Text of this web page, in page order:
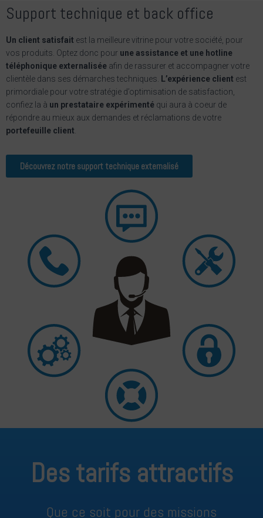
Support technique et back office
Un client satisfait est la meilleure vitrine pour votre société, pour
vos produits. Optez donc pour une assistance et une hotline
téléphonique externalisée afin de rassurer et accompagner votre
clientèle dans ses démarches techniques. L’expérience client est
primordiale pour votre stratégie d’optimisation de satisfaction,
confiez la à un prestataire expérimenté qui aura à coeur de
répondre au mieux aux demandes et réclamations de votre
portefeuille client.
Découvrez notre support technique externalisé
Des tarifs attractifs
Que ce soit pour des missions